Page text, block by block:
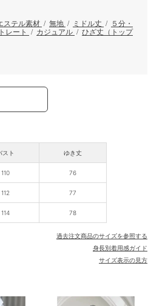
ステル素材 / 無地 / ミドル丈 / ５分・
レート / カジュアル / ひざ丈（トップ
スト ゆき丈
110 76
112 77
114 78
過去注文商品のサイズを参照する
身長別着用感ガイド
サイズ表示の見方